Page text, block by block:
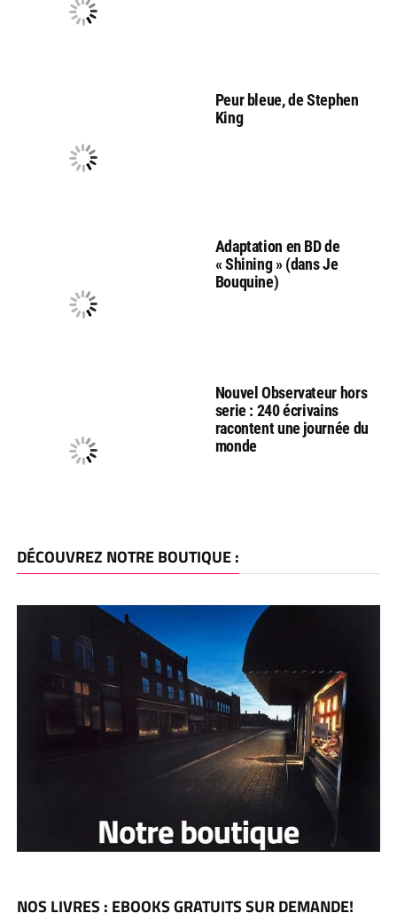
Peur bleue, de Stephen
King
Adaptation en BD de
« Shining » (dans Je
Bouquine)
Nouvel Observateur hors
serie : 240 écrivains
racontent une journée du
monde
DÉCOUVREZ NOTRE BOUTIQUE :
NOS LIVRES : EBOOKS GRATUITS SUR DEMANDE!